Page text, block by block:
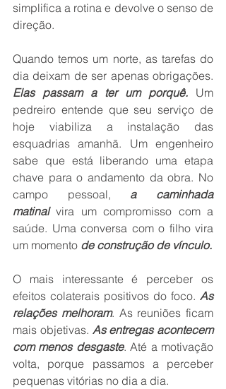
simplifica a rotina e devolve o senso de
direção.
Quando temos um norte, as tarefas do
Elas passam a ter um porquê. Um
pedreiro entende que seu serviço de
hoje viabiliza a instalação das
esquadrias amanhã. Um engenheiro
sabe que está liberando uma etapa
chave para o andamento da obra. No
campo pessoal, a caminhada
matinal vira um compromisso com a
saúde. Uma conversa com o filho vira
um momento de construção de vínculo.
O mais interessante é perceber os
efeitos colaterais positivos do foco. As
relações melhoram. As reuniões ficam
mais objetivas. As entregas acontecem
com menos desgaste. Até a motivação
volta, porque passamos a perceber
pequenas vitórias no dia a dia.